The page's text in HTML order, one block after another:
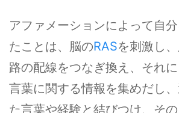
アファメーションによって自
たことは、脳のRASを刺激し
路の配線をつなぎ換え、それ
言葉に関する情報を集めだし
た言葉や経験と結びつけ、そ